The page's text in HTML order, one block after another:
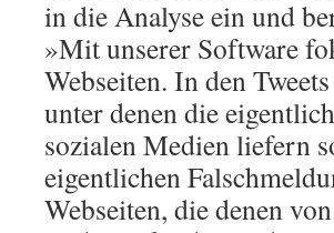
in die Analyse ein und
»Mit unserer Software
Webseiten. In den
unter denen die
sozialen Medien liefern
eigentlichen
Webseiten, die denen